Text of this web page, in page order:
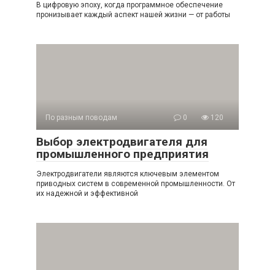
В цифровую эпоху, когда программное обеспечение
пронизывает каждый аспект нашей жизни — от работы
По разным поводам 0 120
Выбор электродвигателя для
промышленного предприятия
Электродвигатели являются ключевым элементом
приводных систем в современной промышленности. От
их надежной и эффективной